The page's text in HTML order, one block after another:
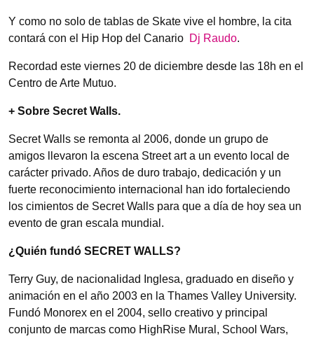
Y como no solo de tablas de Skate vive el hombre, la cita
contará con el Hip Hop del Canario Dj Raudo.
Recordad este viernes 20 de diciembre desde las 18h en el
Centro de Arte Mutuo.
+ Sobre Secret Walls.
Secret Walls se remonta al 2006, donde un grupo de
amigos llevaron la escena Street art a un evento local de
carácter privado. Años de duro trabajo, dedicación y un
fuerte reconocimiento internacional han ido fortaleciendo
los cimientos de Secret Walls para que a día de hoy sea un
evento de gran escala mundial.
¿Quién fundó SECRET WALLS?
Terry Guy, de nacionalidad Inglesa, graduado en diseño y
animación en el año 2003 en la Thames Valley University.
Fundó Monorex en el 2004, sello creativo y principal
conjunto de marcas como HighRise Mural, School Wars,